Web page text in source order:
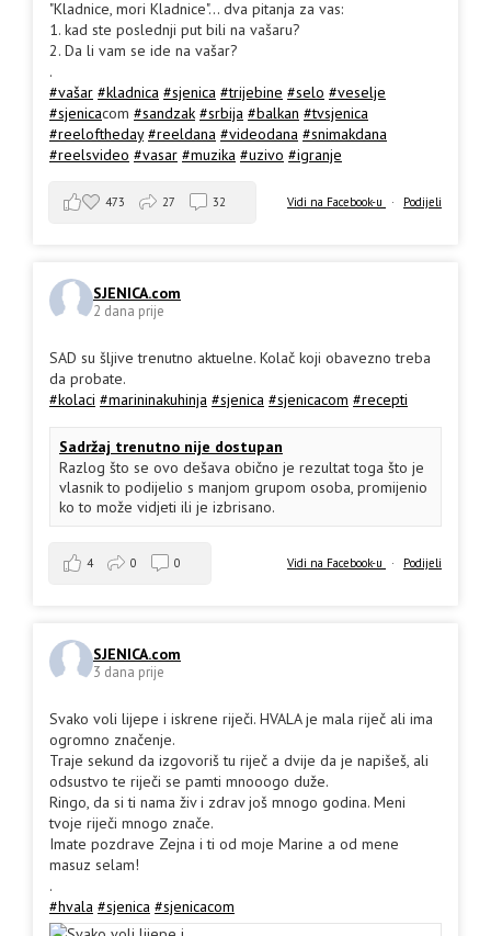
"Kladnice, mori Kladnice"... dva pitanja za vas:
1. kad ste poslednji put bili na vašaru?
2. Da li vam se ide na vašar?
.
#vašar #kladnica #sjenica #trijebine #selo #veselje
#sjenicacom #sandzak #srbija #balkan #tvsjenica
#reeloftheday #reeldana #videodana #snimakdana
#reelsvideo #vasar #muzika #uzivo #igranje
Vidi na Facebook-u · Podijeli
473 27 32
SJENICA.com
2 dana prije
SAD su šljive trenutno aktuelne. Kolač koji obavezno treba
da probate.
#kolaci #marininakuhinja #sjenica #sjenicacom #recepti
Sadržaj trenutno nije dostupan
Razlog što se ovo dešava obično je rezultat toga što je
vlasnik to podijelio s manjom grupom osoba, promijenio
ko to može vidjeti ili je izbrisano.
Vidi na Facebook-u · Podijeli
4 0 0
SJENICA.com
3 dana prije
Svako voli lijepe i iskrene riječi. HVALA je mala riječ ali ima
ogromno značenje.
Traje sekund da izgovoriš tu riječ a dvije da je napišeš, ali
odsustvo te riječi se pamti mnooogo duže.
Ringo, da si ti nama živ i zdrav još mnogo godina. Meni
tvoje riječi mnogo znače.
Imate pozdrave Zejna i ti od moje Marine a od mene
masuz selam!
.
#hvala #sjenica #sjenicacom